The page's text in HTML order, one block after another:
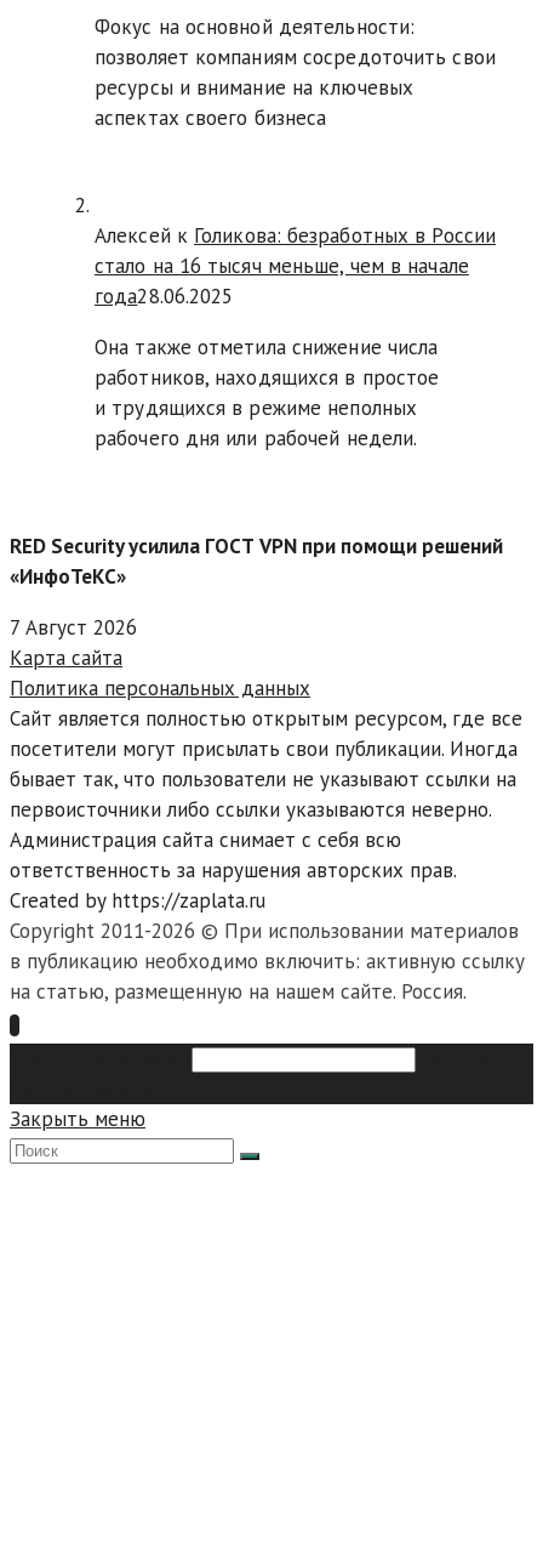
Фокус на основной деятельности:
позволяет компаниям сосредоточить свои
ресурсы и внимание на ключевых
аспектах своего бизнеса
Алексей к Голикова: безработных в России
стало на 16 тысяч меньше, чем в начале
года28.06.2025
Она также отметила снижение числа
работников, находящихся в простое
и трудящихся в режиме неполных
рабочего дня или рабочей недели.
RED Security усилила ГОСТ VPN при помощи решений
«ИнфоТеКС»
7 Август 2026
Карта сайта
Политика персональных данных
Сайт является полностью открытым ресурсом, где все
посетители могут присылать свои публикации. Иногда
бывает так, что пользователи не указывают ссылки на
первоисточники либо ссылки указываются неверно.
Администрация сайта снимает с себя всю
ответственность за нарушения авторских прав.
Created by https://zaplata.ru
Copyright 2011-2026 © При использовании материалов
в публикацию необходимо включить: активную ссылку
на статью, размещенную на нашем сайте. Россия.
Закрыть меню